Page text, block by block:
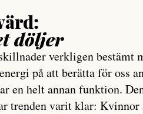
döljer
verkligen
på att berätta för oss
en helt annan funktion.
trenden varit klar: